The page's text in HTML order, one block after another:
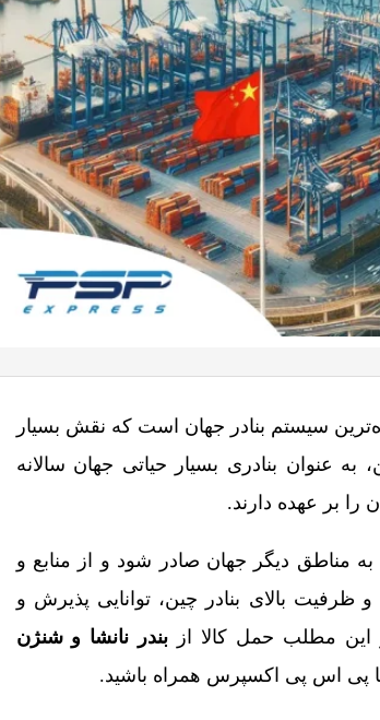
و پیچیده‌ترین سیستم بنادر جهان است که نقش بسیار
عنوان بنادری بسیار حیاتی جهان سالانه
بر عهده دارند.
به مناطق دیگر جهان صادر شود و از منابع و
ظرفیت بالای بنادر چین، توانایی پذیرش و
این مطلب حمل کالا از بندر نانشا و شنژن
پی اس پی اکسپرس همراه باشید.